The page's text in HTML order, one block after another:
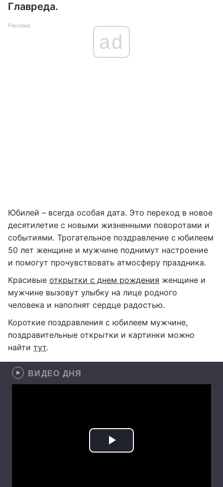
Главреда.
Реклама
ad
Юбилей – всегда особая дата. Это переход в новое
десятилетие с новыми жизненными поворотами и
событиями. Трогательное поздравление с юбилеем
50 лет женщине и мужчине поднимут настроение
и помогут прочувствовать атмосферу праздника.
Красивые открытки с днем рождения женщине и
мужчине вызовут улыбку на лице родного
человека и наполнят сердце радостью.
Короткие поздравления с юбилеем мужчине,
поздравительные открытки и картинки можно
найти тут.
ВИДЕО ДНЯ